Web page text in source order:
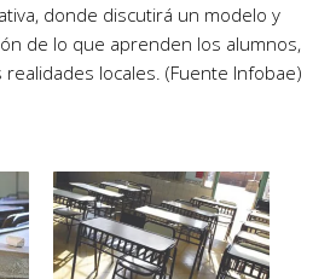
donde discutirá un modelo y
de lo que aprenden los alumnos,
realidades locales. (Fuente Infobae)